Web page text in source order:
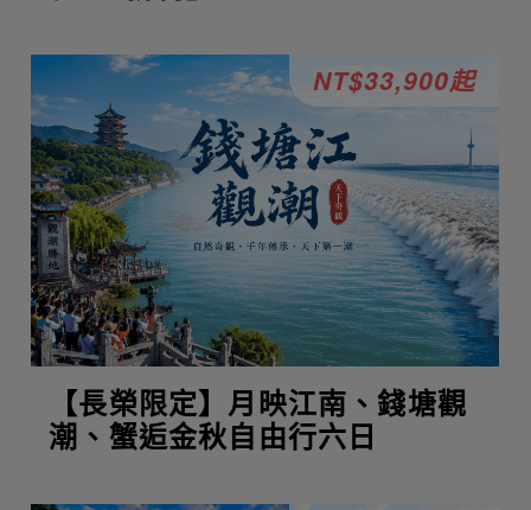
【長榮限定】月映江南、錢塘觀
潮、蟹逅金秋自由行六日
NT$33,900起